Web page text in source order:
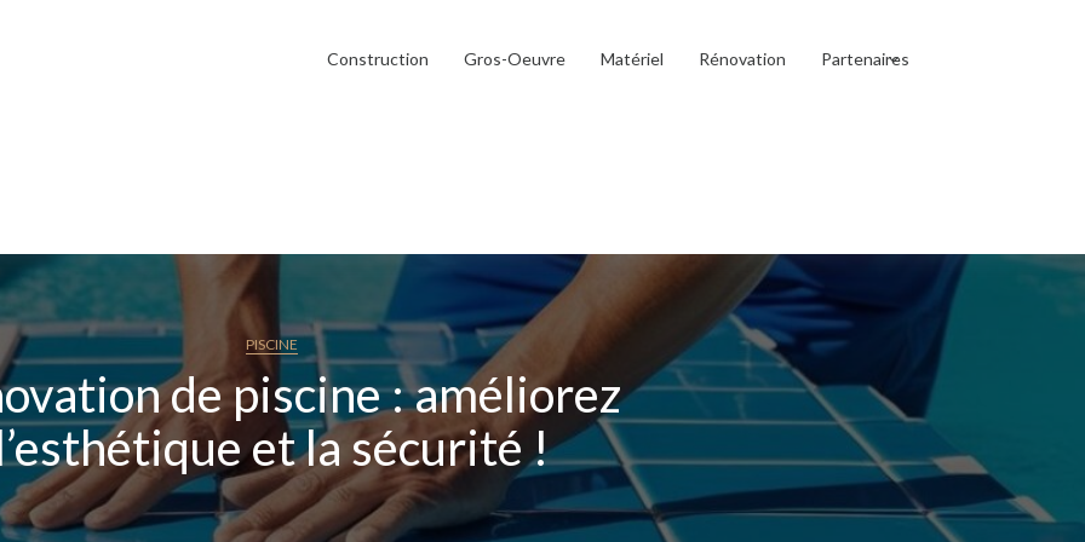
Construction Gros-Oeuvre Matériel Rénovation Partenaires
PISCINE
de piscine : améliorez
et la sécurité !